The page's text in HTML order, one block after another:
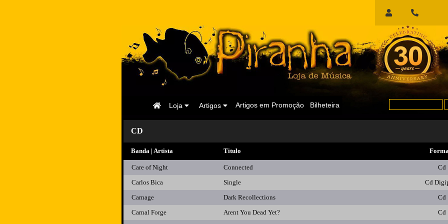
Início
Sessão
Bilheteira
Artigos em Promoção
Artigos
Loja
Página
CD
Banda | Artista Titulo
Care of Night Connected Cd
Carlos Bica
Single Cd
Carnage
Dark Recollections Cd
Carnal Forge
Arent You Dead Yet? Cd